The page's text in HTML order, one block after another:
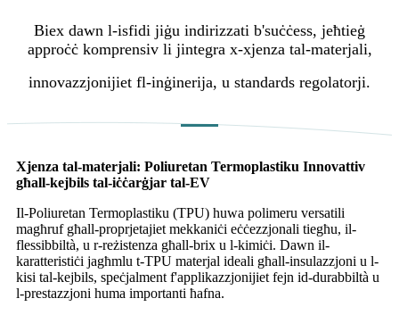
Biex dawn l-isfidi jiġu indirizzati b'suċċess, jeħtieġ
approċċ komprensiv li jintegra x-xjenza tal-materjali,
innovazzjonijiet fl-inġinerija, u standards regolatorji.
Xjenza tal-materjali: Poliuretan Termoplastiku Innovattiv
għall-kejbils tal-iċċarġjar tal-EV
Il-Poliuretan Termoplastiku (TPU) huwa polimeru versatili
magħruf għall-proprjetajiet mekkaniċi eċċezzjonali tiegħu, il-
flessibbiltà, u r-reżistenza għall-brix u l-kimiċi. Dawn il-
karatteristiċi jagħmlu t-TPU materjal ideali għall-insulazzjoni u l-
kisi tal-kejbils, speċjalment f'applikazzjonijiet fejn id-durabbiltà u
l-prestazzjoni huma importanti ħafna.